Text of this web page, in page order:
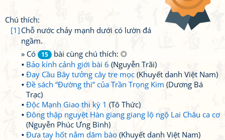
Chú thích:
[1] Chỗ nước chảy mạnh dưới có lườn đá
ngầm.
» Có
15
bài cùng chú thích:
Bảo kính cảnh giới bài 6 (Nguyễn Trãi)
Đay Cầu Bây tưởng cây tre mọc (Khuyết danh Việt Nam)
Đề sách “Đường thi” của Trần Trọng Kim (Dương Bá
Trạc)
Độc Mạnh Giao thi kỳ 1 (Tô Thức)
Đông thập nguyệt Hàn giang giang lộ ngộ Lai Châu ca cơ
(Nguyễn Phúc Ưng Bình)
Đưa tay hốt nắm dăm bào (Khuyết danh Việt Nam)